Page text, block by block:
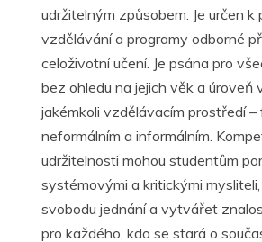
udržitelným způsobem. Je určen k
vzdělávání a programy odborné
celoživotní učení. Je psána pro
bez ohledu na jejich věk a úroveň
jakémkoli vzdělávacím prostředí –
neformálním a informálním.
udržitelnosti mohou studentům
systémovými a kritickými
svobodu jednání a vytvářet
pro každého, kdo se stará o